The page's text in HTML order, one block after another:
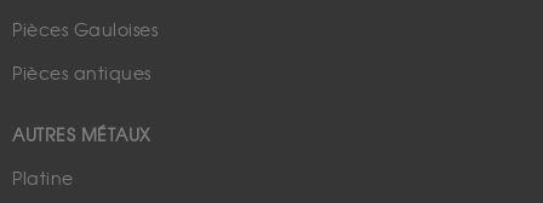
Pièces Gauloises
Pièces antiques
AUTRES MÉTAUX
Platine